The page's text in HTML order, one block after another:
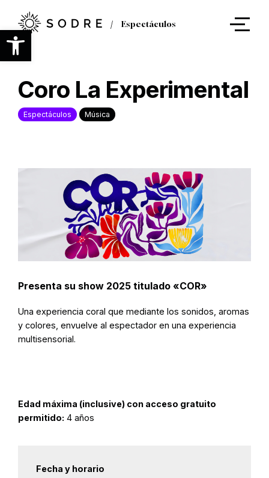
Abrir barra de herramientas
contenido
principal
Espectáculos
Coro La Experimental
Espectáculos Música
Presenta su show 2025 titulado «COR»
Una experiencia coral que mediante los sonidos, aromas
y colores, envuelve al espectador en una experiencia
multisensorial.
Edad máxima (inclusive) con acceso gratuito
permitido: 4 años
Fecha y horario